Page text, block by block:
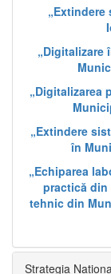
„Extindere
„Digitalizare
„Digitalizarea
„Extindere
în
„Echiparea
practică
tehnic din
Strategia